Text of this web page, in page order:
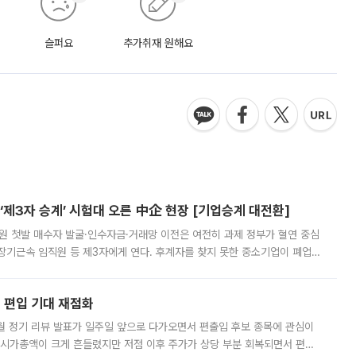
슬퍼요 추가취재 원해요
3자 승계’ 시험대 오른 中企 현장 [기업승계 대전환]
첫발 매수자 발굴·인수자금·거래망 이전은 여전히 과제 정부가 혈연 중심
기근속 임직원 등 제3자에게 연다. 후계자를 찾지 못한 중소기업이 폐업
입 기대 재점화
기 리뷰 발표가 일주일 앞으로 다가오면서 편출입 후보 종목에 관심이
가총액이 크게 흔들렸지만 저점 이후 주가가 상당 부분 회복되면서 편입